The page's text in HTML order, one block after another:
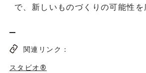
で、新しいものづくりの可能性を
関連リンク：
スタビオ®